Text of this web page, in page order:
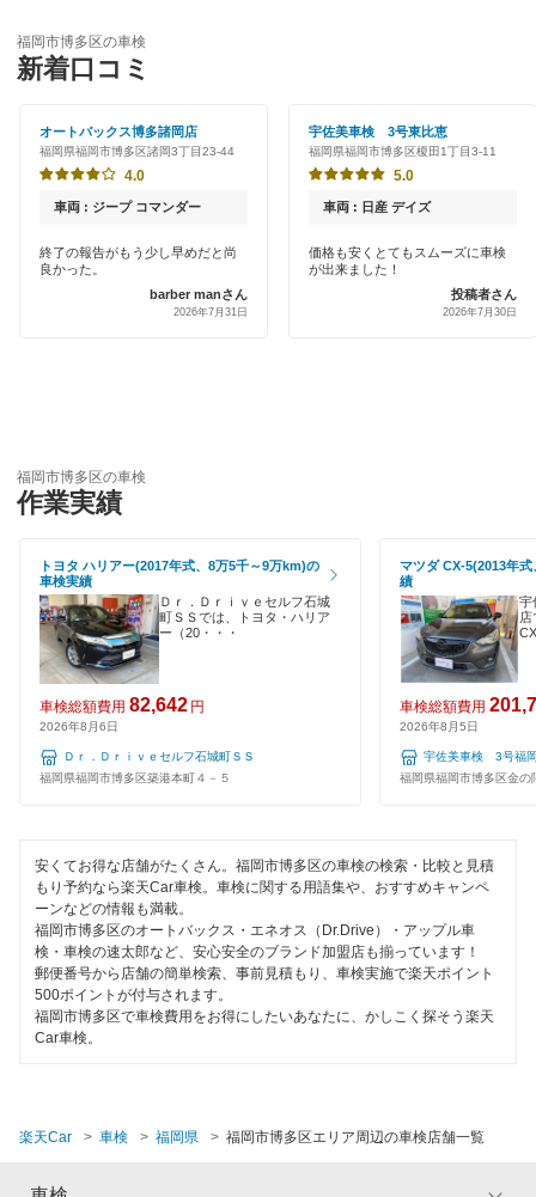
福岡市西区
福岡市東区
福岡市南区
福岡市
特典あり
新車初回割りあり
早割りあり
クレジットカードOK
ハイブリッド車OK
120分以内の車検
1日車検
アップル車検
オートバックス
出光リテール車検
宇佐美車検
マッハ車検
エネフリ車検
くるまクリニック
福岡市博多区の車検
新着口コミ
オートバックス博多諸岡店
福岡県福岡市博多区諸岡3丁目23-44
4.0
車両 : ジープ コマンダー
終了の報告がもう少し早めだと尚
良かった。
barber manさん
2026年7月31日
宇佐美車検 3号東比恵
福岡県福岡市博多区榎田1丁目3-11
5.0
車両 : 日産 デイズ
価格も安くとてもスムーズに車検
が出来ました！
投稿者さん
2026年7月30日
福岡市博多区の車検
作業実績
トヨタ ハリアー(2017年式、8万5千～9万km)の
車検実績
Ｄｒ．Ｄｒｉｖｅセルフ石城
町ＳＳでは、トヨタ・ハリア
ー（20・・・
車検総額費用 82,642 円
2026年8月6日
Ｄｒ．Ｄｒｉｖｅセルフ石城町ＳＳ
福岡県福岡市博多区築港本町４－５
マツダ CX-5(2013年
績
宇
店
車検総額費用
2026年8月5日
宇佐美車検 3号福
福岡県福岡市博多区金の
安くてお得な店舗がたくさん。福岡市博多区の車検の検索・比較と見積
もり予約なら楽天Car車検。車検に関する用語集や、おすすめキャンペ
ーンなどの情報も満載。
福岡市博多区のオートバックス・エネオス（Dr.Drive）・アップル車
検・車検の速太郎など、安心安全のブランド加盟店も揃っています！
郵便番号から店舗の簡単検索、事前見積もり、車検実施で楽天ポイント
500ポイントが付与されます。
福岡市博多区で車検費用をお得にしたいあなたに、かしこく探そう楽天
Car車検。
楽天Car 車検 福岡県 福岡市博多区エリア周辺の車検店舗一覧